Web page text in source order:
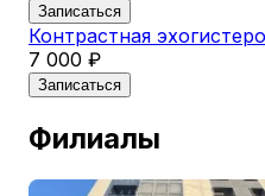
Записаться
Контрастная
7 000 ₽
Записаться
Филиалы